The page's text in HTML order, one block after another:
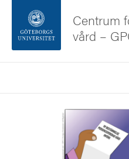
Sidfoten
Om webbplatsen
Centrum
vård –